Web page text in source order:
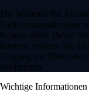
Die Whitelist für
Sicherheitsmaßnahme
Kontos dient. Bevor
können, müssen Sie
Vorgang mit Ihrer
verifizieren.
Wichtige Informationen